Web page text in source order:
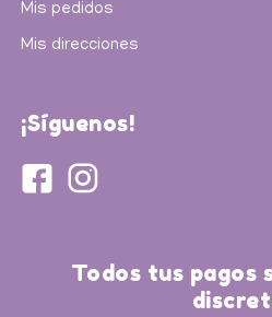
Mis pedidos
Mis direcciones
¡Síguenos!
Todos tus pagos